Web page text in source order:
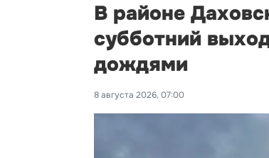
В районе
субботний
дождями
8 августа 2026, 07:00